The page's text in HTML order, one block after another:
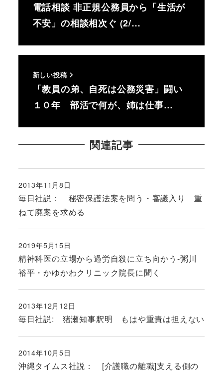
電話相談 非正規公務員から「生活が
不安」の相談相次ぐ (2/…
新しい投稿
「教員の弟、自死は公務災害」闘い
１０年 部活で何が、姉は仕事…
関連記事
毎日社説： 秘密保護法案を問う・審議入り 重
ねて廃案を求める
投稿日
2013年11月8日
精神科医の立場から過労自殺に立ち向かう-粥川
裕平・かゆかわクリニック院長に聞く
投稿日
2019年5月15日
毎日社説: 猪瀬知事釈明 もはや重責は担えない
投稿日
2013年12月12日
沖縄タイムス社説： [介護職の離職]支える側の
投稿日
2014年10月5日